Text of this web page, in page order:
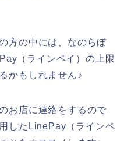
方の中には、なのらぼ
（ラインペイ）の上限
かもしれません♪
お店に連絡をするので
したLinePay（ラインペ